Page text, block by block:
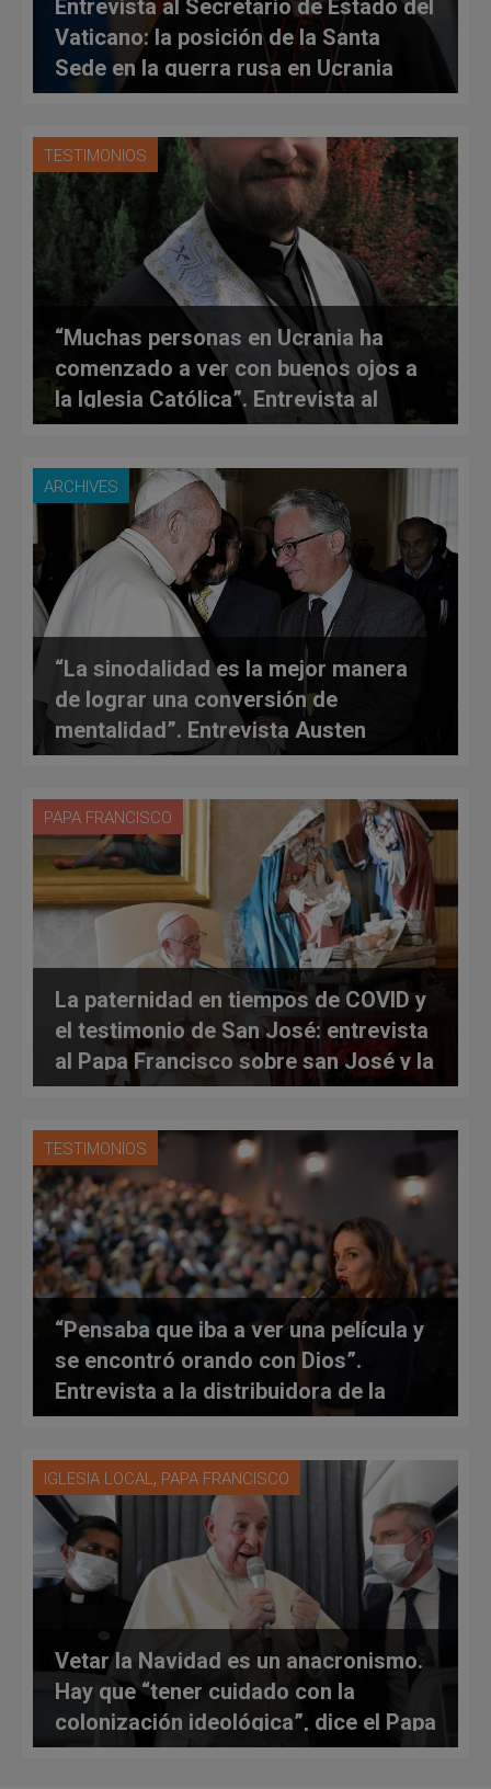
Entrevista al Secretario de Estado del
Vaticano: la posición de la Santa
Sede en la guerra rusa en Ucrania
TESTIMONIOS
“Muchas personas en Ucrania ha
comenzado a ver con buenos ojos a
la Iglesia Católica”. Entrevista al
provincial del Verbo Encarnado en
ARCHIVES
“La sinodalidad es la mejor manera
de lograr una conversión de
mentalidad”. Entrevista Austen
Ivereigh
PAPA FRANCISCO
La paternidad en tiempos de COVID y
el testimonio de San José: entrevista
al Papa Francisco sobre san José y la
paternidad
TESTIMONIOS
“Pensaba que iba a ver una película y
se encontró orando con Dios”.
Entrevista a la distribuidora de la
película “Vivo”
IGLESIA LOCAL, PAPA FRANCISCO
Vetar la Navidad es un anacronismo.
Hay que “tener cuidado con la
colonización ideológica”, dice el Papa
sobre el Manual europeo que prohibía